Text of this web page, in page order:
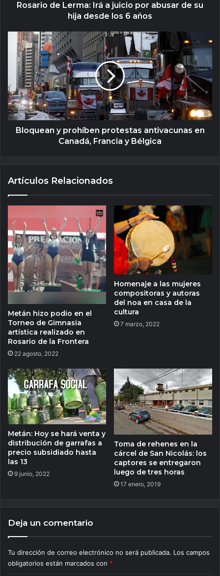
Rosario de Lerma: Irá a juicio por abusar de su
hija desde los 6 años
Bloquean y prohíben protestas antivacunas en
Canadá, Francia y Bélgica
Artículos Relacionados
Metán hizo podio en el
Torneo de Gimnasia
artística realizado en
Rosario de la Frontera
22 agosto, 2022
Homenaje a las mujeres
compositoras y autoras
del noa en casa de la
cultura
7 marzo, 2022
Metán: Hoy se hará venta y
distribución de garrafas a
precio subsidiado hasta
las 13
9 junio, 2022
Toma de rehenes en la
cárcel de San Nicolás: los
captores se entregaron
luego de tres horas
17 enero, 2019
Deja un comentario
Tu dirección de correo electrónico no será publicada. Los campos
obligatorios están marcados con *